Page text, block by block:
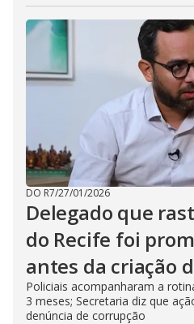
DO R7/27/01/2026
Delegado que
do Recife foi
antes da criação
Policiais acompanharam a
3 meses; Secretaria diz que
denúncia de corrupção